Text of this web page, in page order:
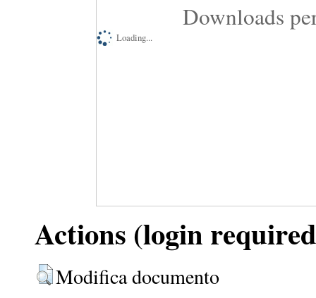
Downloads
Loading...
Actions (login
Modifica documento